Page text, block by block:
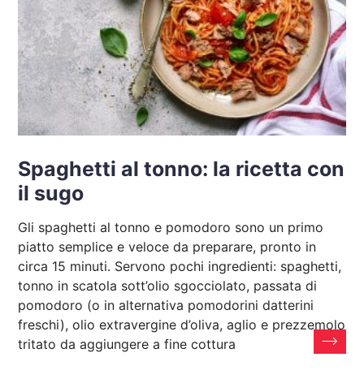
Spaghetti al tonno: la ricetta con
il sugo
Gli spaghetti al tonno e pomodoro sono un primo
piatto semplice e veloce da preparare, pronto in
circa 15 minuti. Servono pochi ingredienti: spaghetti,
tonno in scatola sott’olio sgocciolato, passata di
pomodoro (o in alternativa pomodorini datterini
freschi), olio extravergine d’oliva, aglio e prezzemolo
tritato da aggiungere a fine cottura